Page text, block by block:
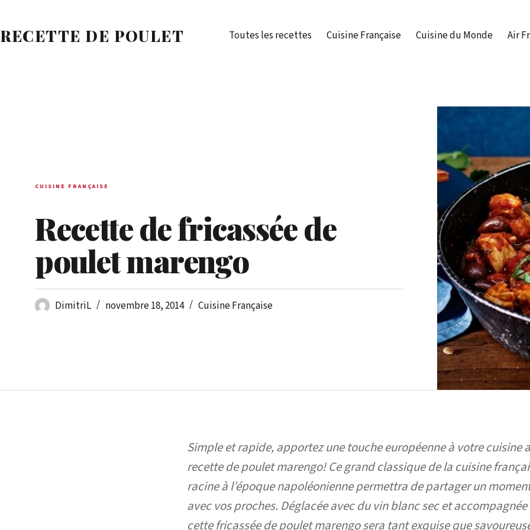
contenu
RECETTE DE POULET Toutes les recettes Cuisine Française Cuisine du Monde Air
CUISINE FRANÇAISE
Recette de fricassée de
poulet marengo
DimitriL novembre 18, 2014 Cuisine Française
Simple et rapide, apportez une touche européenne à votre cuisine
recette de poulet marengo! Ce grand classique de la cuisine
racine à l’époque napoléonienne permettra de partager un
avec vos proches. Déglacée avec du vin blanc sec et accompagnée
cette fricassée de poulet marengo sera tant exquise que